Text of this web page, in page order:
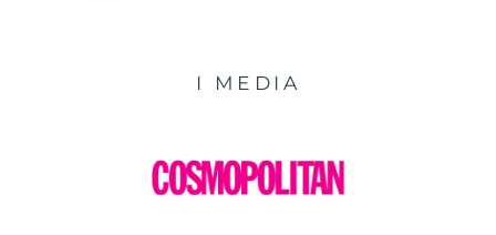
I MEDIA